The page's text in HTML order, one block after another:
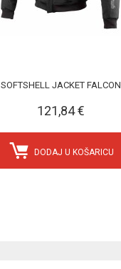
SOFTSHELL JACKET FALCON
121,84 €
DODAJ U KOŠARICU